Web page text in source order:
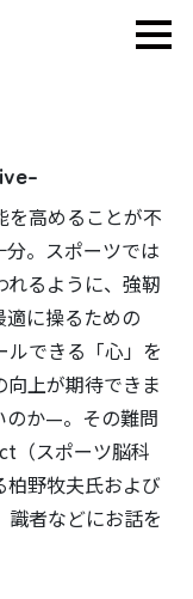
を高めることが不
。スポーツでは
れるように、強靭
に操るための
ルできる「心」を
上が期待できま
のか—。その難問
（スポーツ脳科
野牧夫氏および
者などにお話を